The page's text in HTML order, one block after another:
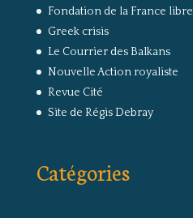
Fondation de la France libre
Greek crisis
Le Courrier des Balkans
Nouvelle Action royaliste
Revue Cité
Site de Régis Debray
Catégories